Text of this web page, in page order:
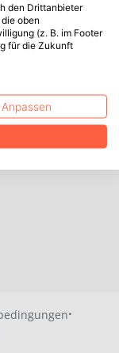
·
den Drittanbieter
oben
(z. B. im Footer
für die Zukunft
Anpassen